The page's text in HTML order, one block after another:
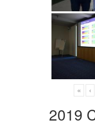
« ‹
2019